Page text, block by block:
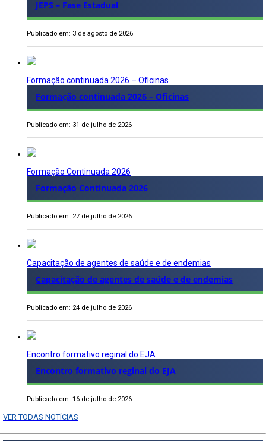
JEPS – Fase Estadual
Publicado em: 3 de agosto de 2026
Formação continuada 2026 – Oficinas
Formação continuada 2026 – Oficinas
Publicado em: 31 de julho de 2026
Formação Continuada 2026
Formação Continuada 2026
Publicado em: 27 de julho de 2026
Capacitação de agentes de saúde e de endemias
Capacitação de agentes de saúde e de endemias
Publicado em: 24 de julho de 2026
Encontro formativo reginal do EJA
Encontro formativo reginal do EJA
Publicado em: 16 de julho de 2026
VER TODAS NOTÍCIAS